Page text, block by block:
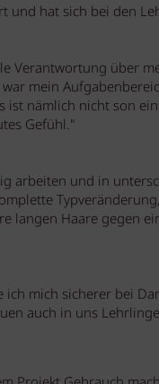
und hat sich bei den
Verantwortung über
mein
nämlich nicht son
Gefühl."
arbeiten und in
langen Haare gegen
mich sicherer bei
auch in uns